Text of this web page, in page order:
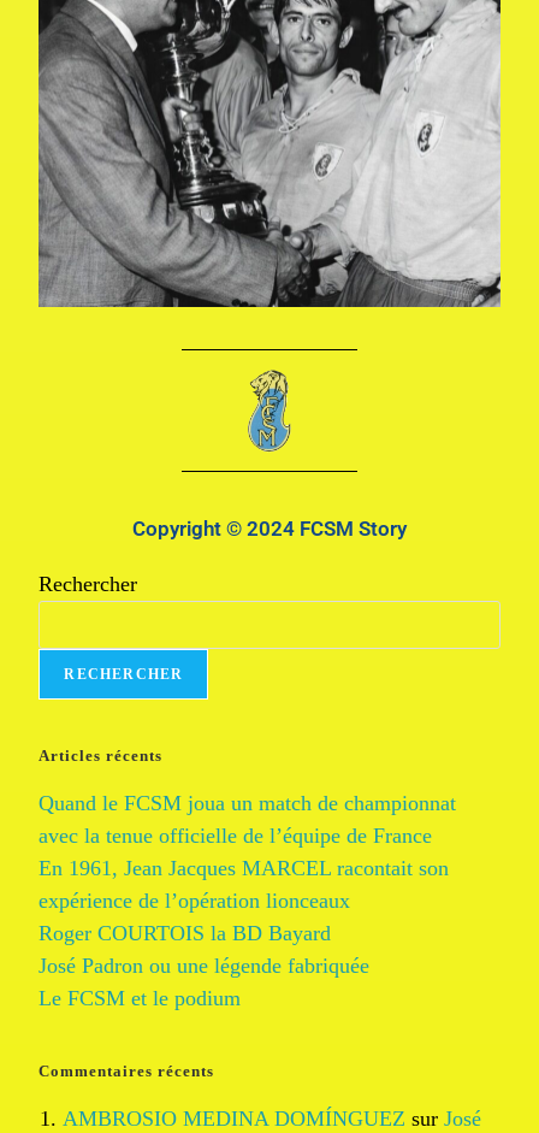
Copyright © 2024 FCSM Story
Rechercher
RECHERCHER
Articles récents
Quand le FCSM joua un match de championnat
avec la tenue officielle de l’équipe de France
En 1961, Jean Jacques MARCEL racontait son
expérience de l’opération lionceaux
Roger COURTOIS la BD Bayard
José Padron ou une légende fabriquée
Le FCSM et le podium
Commentaires récents
AMBROSIO MEDINA DOMÍNGUEZ surJosé